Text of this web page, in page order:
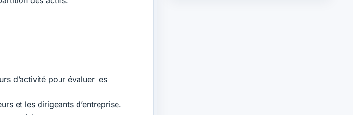
d’activité pour évaluer les
et les dirigeants d’entreprise.